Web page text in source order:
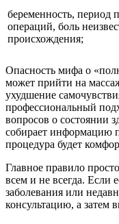
беременность, период
операций, боль
происхождения;
Опасность мифа о
может прийти на
ухудшение
профессиональный
вопросов о состоянии
собирает информацию
процедура будет
Главное правило
всем и не всегда. Если
заболевания или
консультацию, а затем